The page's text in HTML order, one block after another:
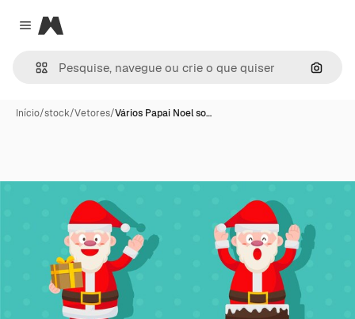
Close menu
Magnific
Início/stock/Vetores/Vários Papai Noel so…